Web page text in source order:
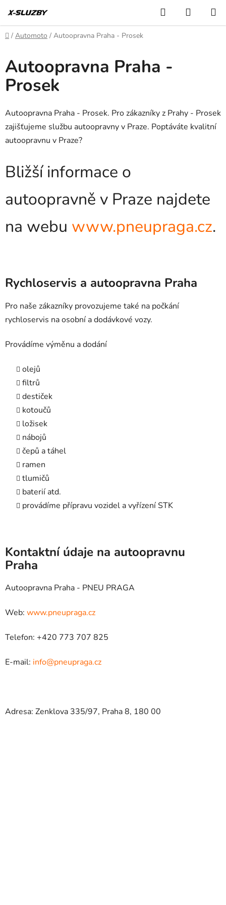
na
obsah
Hledat
KOŠÍK
Domů
/ Automoto / Autoopravna Praha - Prosek
Autoopravna Praha -
Prosek
Autoopravna Praha - Prosek. Pro zákazníky z Prahy - Prosek
zajišťujeme službu autoopravny v Praze. Poptáváte kvalitní
autoopravnu v Praze?
Bližší informace o
autoopravně v Praze najdete
na webu www.pneupraga.cz.
Rychloservis a autoopravna Praha
Pro naše zákazníky provozujeme také na počkání
rychloservis na osobní a dodávkové vozy.
Provádíme výměnu a dodání
olejů
filtrů
destiček
kotoučů
ložisek
nábojů
čepů a táhel
ramen
tlumičů
baterií atd.
provádíme přípravu vozidel a vyřízení STK
Kontaktní údaje na autoopravnu
Praha
Autoopravna Praha - PNEU PRAGA
Web: www.pneupraga.cz
Telefon: +420 773 707 825
E-mail: info@pneupraga.cz
Adresa: Zenklova 335/97, Praha 8, 180 00